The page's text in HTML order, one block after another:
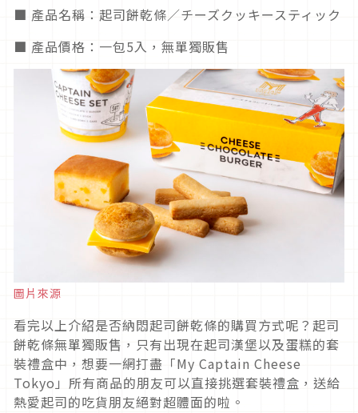
■ 產品名稱：起司餅乾條／チーズクッキースティック
■ 產品價格：一包5入，無單獨販售
圖片來源
看完以上介紹是否納悶起司餅乾條的購買方式呢？起司
餅乾條無單獨販售，只有出現在起司漢堡以及蛋糕的套
裝禮盒中，想要一網打盡「My Captain Cheese
Tokyo」所有商品的朋友可以直接挑選套裝禮盒，送給
熱愛起司的吃貨朋友絕對超體面的啦。